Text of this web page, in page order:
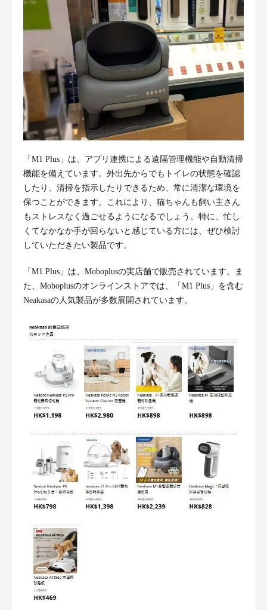
「M1 Plus」は、アプリ連携による遠隔管理機能や自動清掃
機能を備えています。外出先からでもトイレの状態を確認
したり、清掃を指示したりできるため、常に清潔な環境を
保つことができます。これにより、猫ちゃんも飼い主さん
もストレスなく過ごせるようになるでしょう。特に、忙し
くてなかなか手が回らないと感じている方には、ぜひ検討
していただきたい製品です。
「M1 Plus」は、Moboplusの実店舗で販売されています。ま
た、Moboplusのオンラインストアでは、「M1 Plus」を含む
Neakasaの人気製品が多数展開されています。